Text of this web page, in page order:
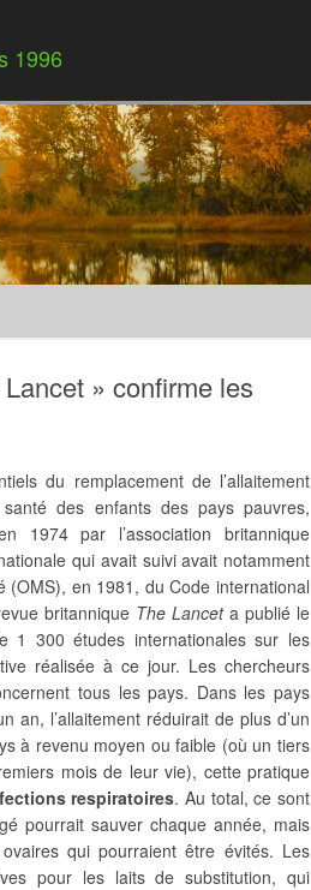
1996
Skip to content
» confirme les
du remplacement de l’allaitement
des enfants des pays pauvres,
1974 par l’association britannique
qui avait suivi avait notamment
(OMS), en 1981, du Code international
britannique The Lanceta publié le
1 300 études internationales sur les
réalisée à ce jour. Les chercheurs
tous les pays. Dans les pays
an, l’allaitement réduirait de plus d’un
à revenu moyen ou faible (où un tiers
mois de leur vie), cette pratique
respiratoires. Au total, ce sont
pourrait sauver chaque année, mais
qui pourraient être évités. Les
pour les laits de substitution, qui